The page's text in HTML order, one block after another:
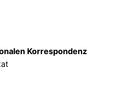
Korrespondenz